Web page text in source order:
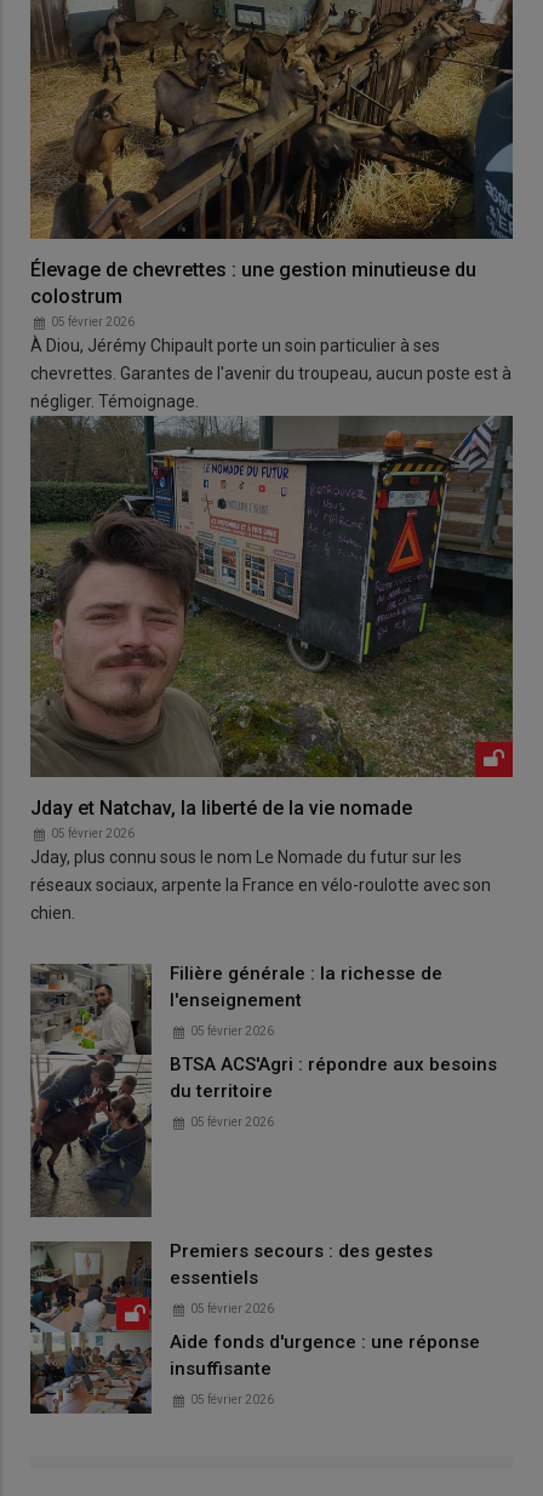
Élevage de chevrettes : une gestion minutieuse du
colostrum
05 février 2026
À Diou, Jérémy Chipault porte un soin particulier à ses
chevrettes. Garantes de l'avenir du troupeau, aucun poste est à
négliger. Témoignage.
Jday et Natchav, la liberté de la vie nomade
05 février 2026
Jday, plus connu sous le nom Le Nomade du futur sur les
réseaux sociaux, arpente la France en vélo-roulotte avec son
chien.
Filière générale : la richesse de
l'enseignement
05 février 2026
BTSA ACS'Agri : répondre aux besoins
du territoire
05 février 2026
Premiers secours : des gestes
essentiels
05 février 2026
Aide fonds d'urgence : une réponse
insuffisante
05 février 2026